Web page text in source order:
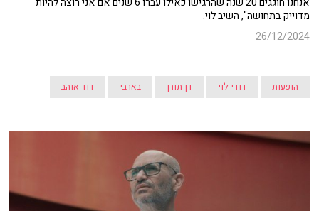
מדוייק בתחושה", השיב לוי.
26/12/2024
הופעות דודי לוי דן תורן בארבי דוד אוהב